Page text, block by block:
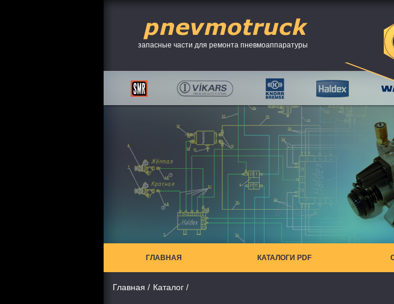
запасные части для ремонта пневмоаппаратуры
ГЛАВНАЯ КАТАЛОГИ PDF
Главная Каталог